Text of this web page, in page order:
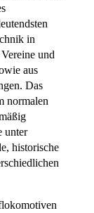
in
und
aus
Das
normalen
unter
historische